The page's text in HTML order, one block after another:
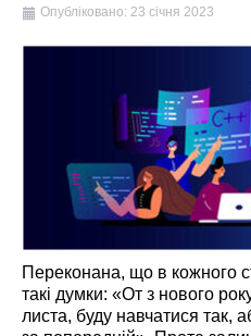
Опубліковано: 23 січня 2023
Переконана, що в кожного
такі думки: «От з нового
листа, буду навчатися так,